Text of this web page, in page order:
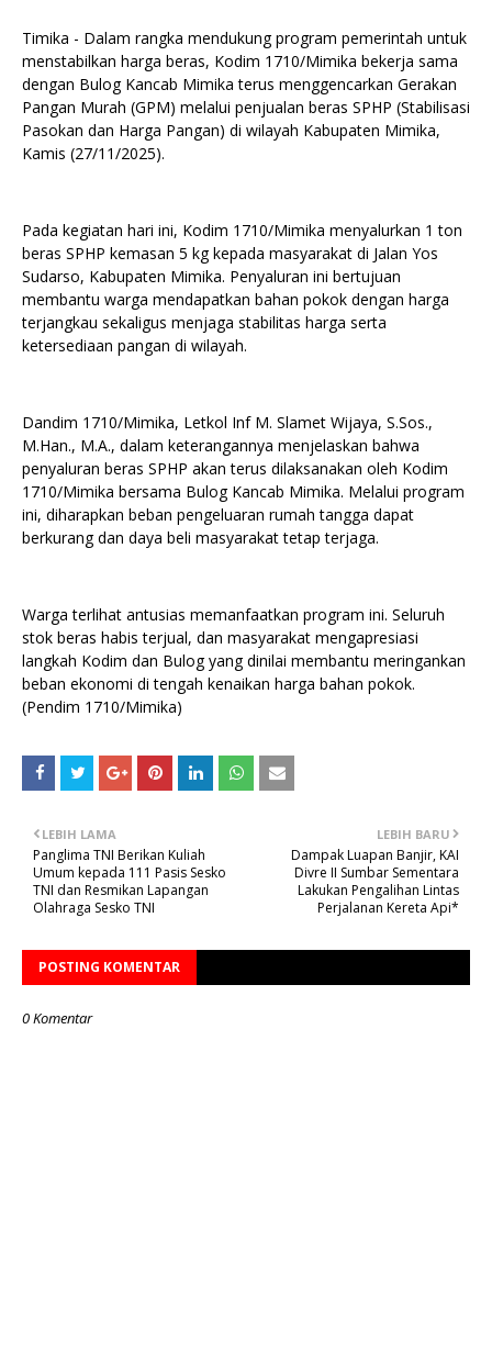
Timika - Dalam rangka mendukung program pemerintah untuk
menstabilkan harga beras, Kodim 1710/Mimika bekerja sama
dengan Bulog Kancab Mimika terus menggencarkan Gerakan
Pangan Murah (GPM) melalui penjualan beras SPHP (Stabilisasi
Pasokan dan Harga Pangan) di wilayah Kabupaten Mimika,
Kamis (27/11/2025).
Pada kegiatan hari ini, Kodim 1710/Mimika menyalurkan 1 ton
beras SPHP kemasan 5 kg kepada masyarakat di Jalan Yos
Sudarso, Kabupaten Mimika. Penyaluran ini bertujuan
membantu warga mendapatkan bahan pokok dengan harga
terjangkau sekaligus menjaga stabilitas harga serta
ketersediaan pangan di wilayah.
Dandim 1710/Mimika, Letkol Inf M. Slamet Wijaya, S.Sos.,
M.Han., M.A., dalam keterangannya menjelaskan bahwa
penyaluran beras SPHP akan terus dilaksanakan oleh Kodim
1710/Mimika bersama Bulog Kancab Mimika. Melalui program
ini, diharapkan beban pengeluaran rumah tangga dapat
berkurang dan daya beli masyarakat tetap terjaga.
Warga terlihat antusias memanfaatkan program ini. Seluruh
stok beras habis terjual, dan masyarakat mengapresiasi
langkah Kodim dan Bulog yang dinilai membantu meringankan
beban ekonomi di tengah kenaikan harga bahan pokok.
(Pendim 1710/Mimika)
LEBIH BARU
Dampak Luapan Banjir, KAI
Divre II Sumbar Sementara
Lakukan Pengalihan Lintas
Perjalanan Kereta Api*
LEBIH LAMA
Panglima TNI Berikan Kuliah
Umum kepada 111 Pasis Sesko
TNI dan Resmikan Lapangan
Olahraga Sesko TNI
POSTING KOMENTAR
0 Komentar